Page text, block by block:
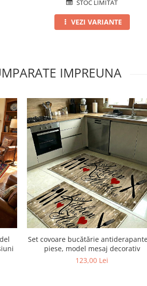
STOC LIMITAT
VEZI VARIANTE
IMPREUNA
Set covoare bucătărie
piese, model mesaj decorativ
123,00 Lei